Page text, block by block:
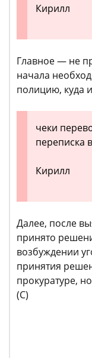
Кирилл
Главное — не
начала
полицию, куда
чеки
переписка
Кирилл
Далее, после
принято
возбуждении
принятия
прокуратуре,
(С)